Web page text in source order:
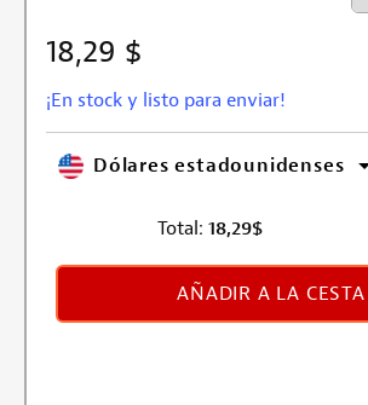
18,29 $
¡En stock y listo para enviar!
Dólares estadounidenses
Total: 18,29$
AÑADIR A LA CESTA